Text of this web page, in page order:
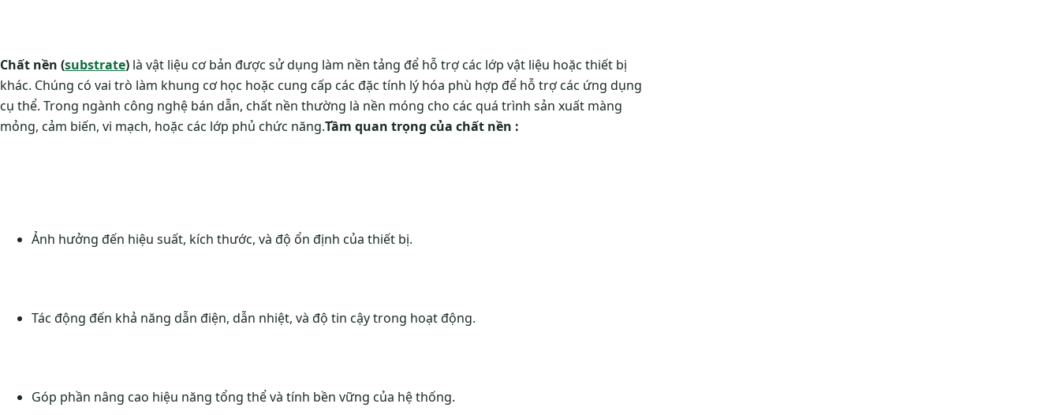
Chất nền (substrate) là vật liệu cơ bản được sử dụng làm nền tảng để hỗ trợ các lớp vật liệu hoặc thiết bị
khác. Chúng có vai trò làm khung cơ học hoặc cung cấp các đặc tính lý hóa phù hợp để hỗ trợ các ứng dụng
cụ thể. Trong ngành công nghệ bán dẫn, chất nền thường là nền móng cho các quá trình sản xuất màng
mỏng, cảm biến, vi mạch, hoặc các lớp phủ chức năng.Tầm quan trọng của chất nền :
Ảnh hưởng đến hiệu suất, kích thước, và độ ổn định của thiết bị.
Tác động đến khả năng dẫn điện, dẫn nhiệt, và độ tin cậy trong hoạt động.
Góp phần nâng cao hiệu năng tổng thể và tính bền vững của hệ thống.